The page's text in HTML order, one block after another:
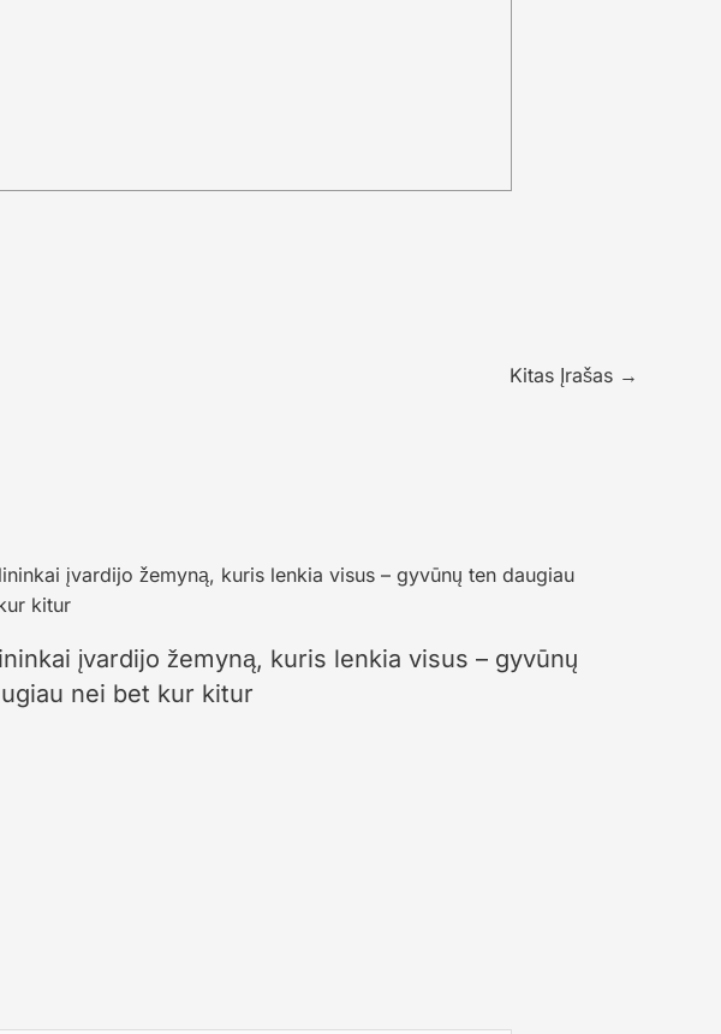
Kitas Įrašas →
įvardijo žemyną, kuris lenkia visus – gyvūnų
nei bet kur kitur